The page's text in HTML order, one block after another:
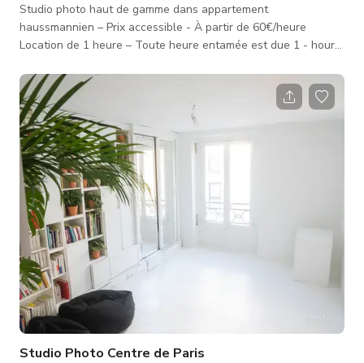
Studio photo haut de gamme dans appartement
haussmannien – Prix accessible - À partir de 60€/heure
Location de 1 heure – Toute heure entamée est due 1 - hour
studio se situe, dans un charmant immeuble haussmannien. 📐
Superficie : 50m² 📏 Hauteur sous plafond : 3m 📏 Dimensions :
10m (longueur) x 5m (largeur) – idéal pour des prises de vue
Studio Photo Centre de Paris